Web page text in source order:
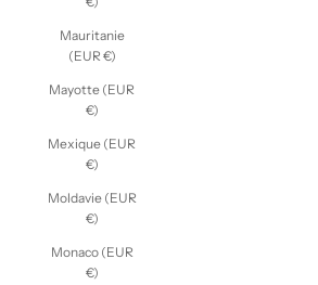
Mauritanie
(EUR €)
Mayotte (EUR
€)
Mexique (EUR
€)
Moldavie (EUR
€)
Monaco (EUR
€)